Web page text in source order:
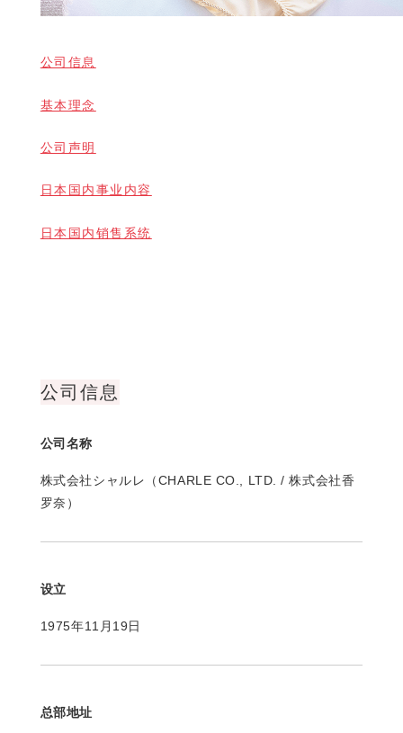
公司信息
基本理念
公司声明
日本国内事业内容
日本国内销售系统
公司信息
公司名称
株式会社シャルレ（CHARLE CO., LTD. / 株式会社香
罗奈）
设立
1975年11月19日
总部地址